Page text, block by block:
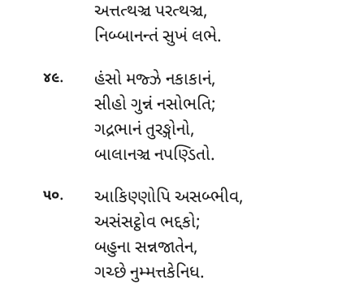
અત્તત્થઞ્ચ પરત્થઞ્ચ,
નિબ્બાનન્તં સુખં લભે.
૪૯.
હંસો મજ્ઝે નકાકાનં,
સીહો ગુન્નં નસોભતિ;
ગદ્રભાનં તુરઙ્ગોનો,
બાલાનઞ્ચ નપણ્ડિતો.
૫૦. આકિણ્ણોપિઅસબ્ભીવ,
અસંસટ્ઠોવ ભદ્દકો;
બહુના સન્નજાતેન,
ગચ્છે નુમ્મત્તકેનિધ.